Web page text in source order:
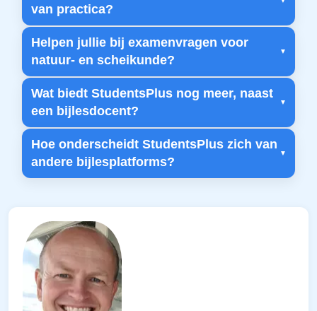
van practica?
Helpen jullie bij examenvragen voor
natuur- en scheikunde?
Wat biedt StudentsPlus nog meer, naast
een bijlesdocent?
Hoe onderscheidt StudentsPlus zich van
andere bijlesplatforms?